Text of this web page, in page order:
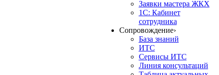
Заявки мастера ЖКХ
1С: Кабинет
сотрудника
Сопровождение›
База знаний
ИТС
Сервисы ИТС
Линия консультаций